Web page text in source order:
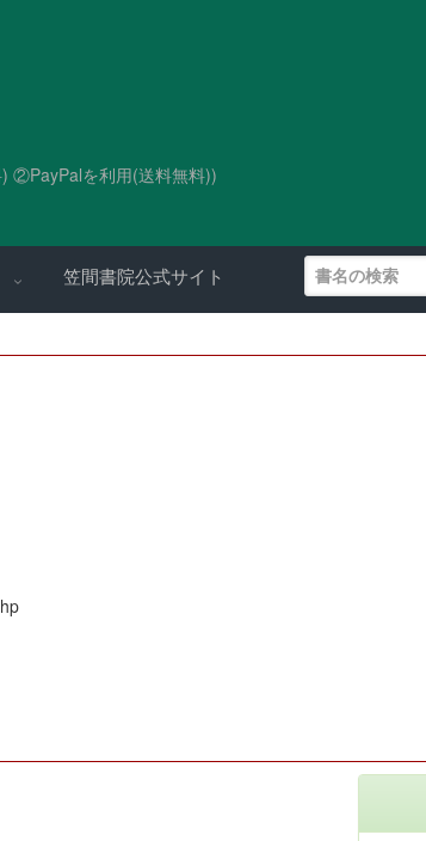
②PayPalを利用(送料無料))
笠間書院公式サイト